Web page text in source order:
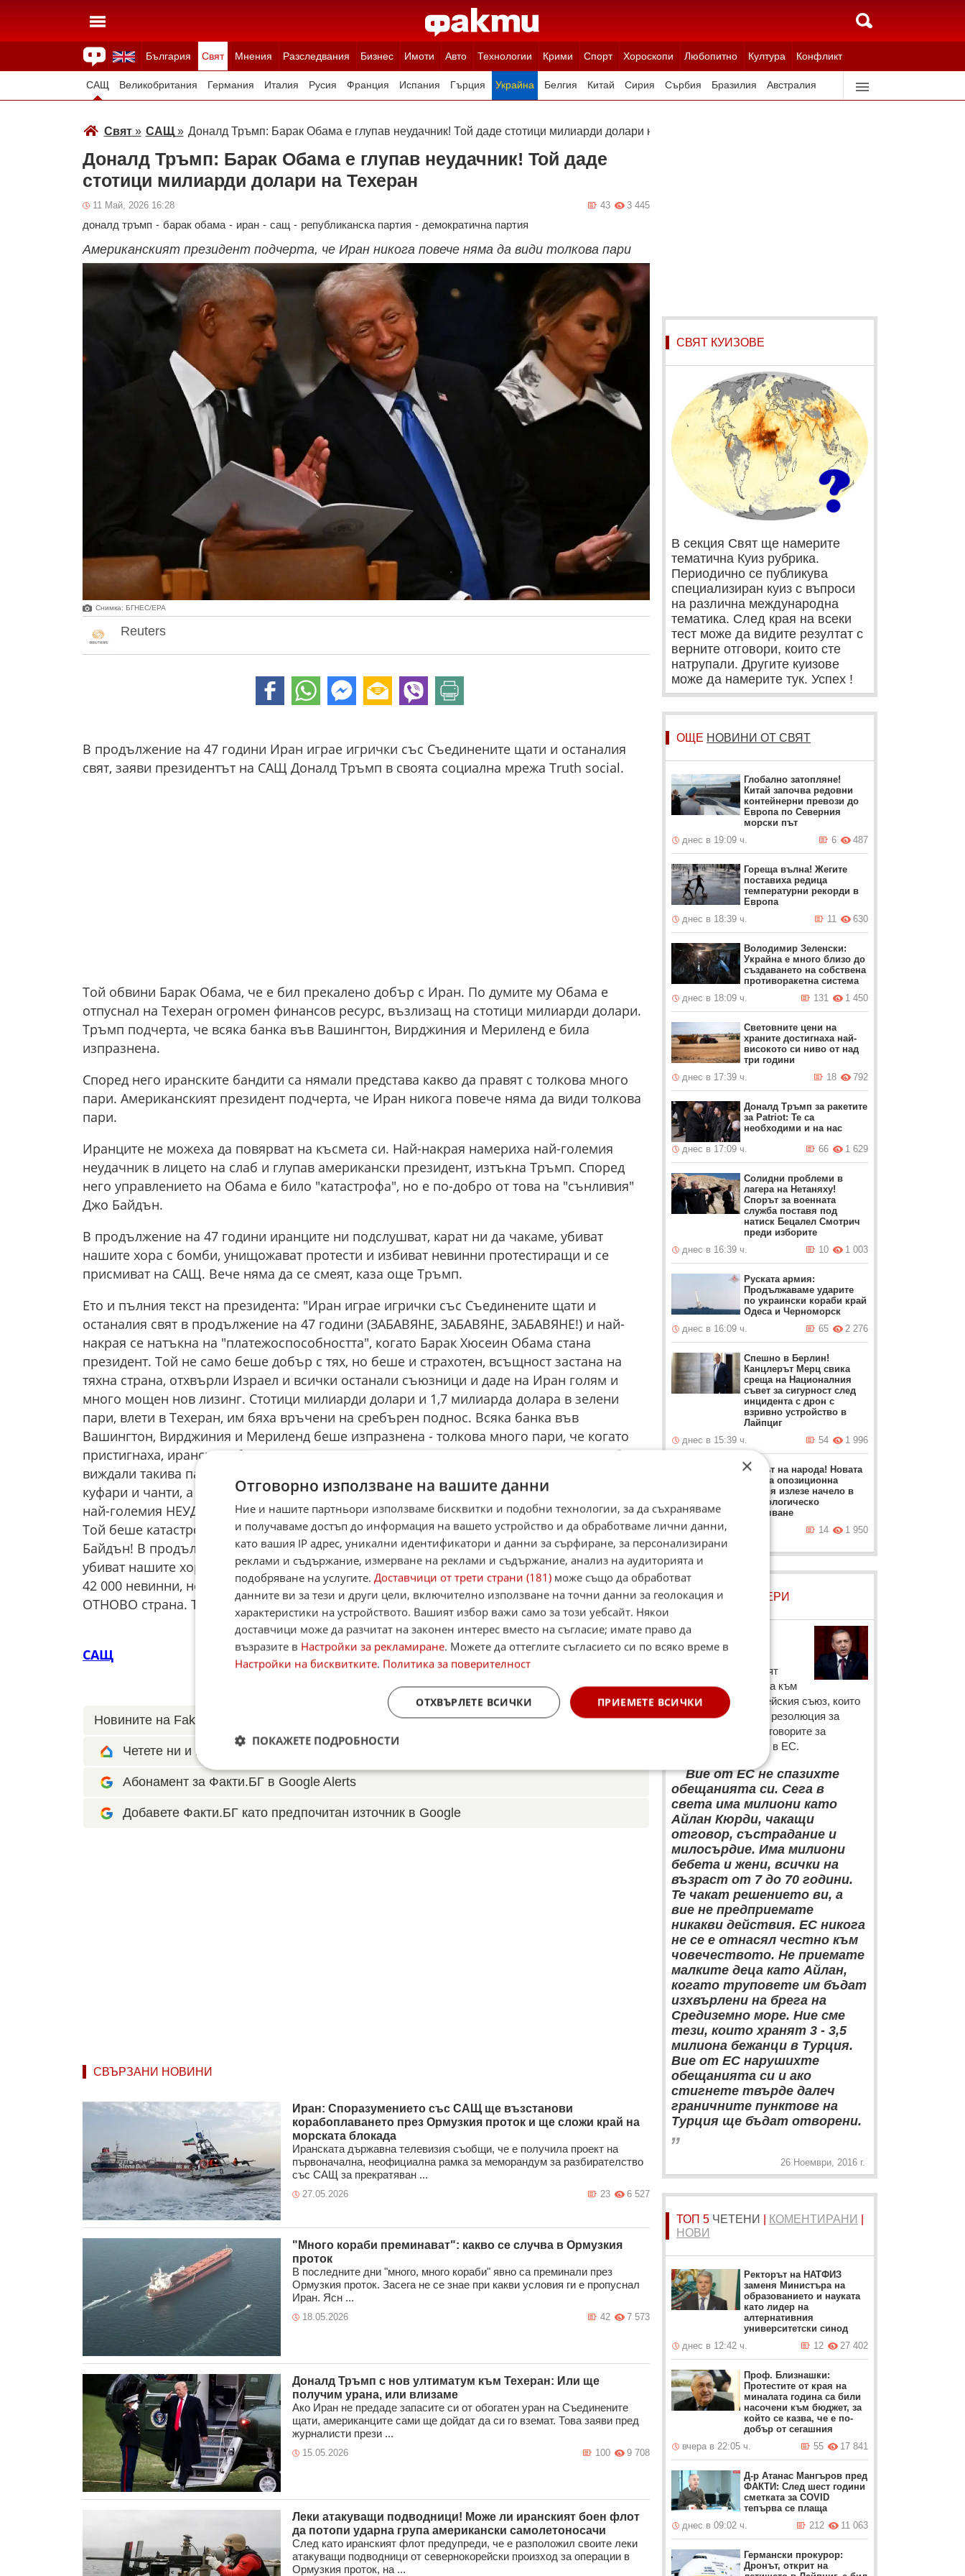
България Свят Мнения Разследвания Бизнес Имоти Авто Технологии Крими Спорт Хороскопи Любопитно Култура Конфликт
Здраве Времето Анкети Вицове Куизове
САЩ Великобритания Германия Италия Русия Франция Испания Гърция Украйна Белгия Китай Сирия Сърбия Бразилия Австралия
Свят» САЩ» Доналд Тръмп: Барак Обама е глупав неудачник! Той даде стотици милиарди долари на Техеран
Доналд Тръмп: Барак Обама е глупав неудачник! Той даде
стотици милиарди долари на Техеран
11 Май, 2026 16:28 3 445
43
доналд тръмп - барак обама - иран - сащ - републиканска партия - демократична партия
Американският президент подчерта, че Иран никога повече няма да види толкова пари
Снимка: БГНЕС/ЕРА
Reuters
В продължение на 47 години Иран играе игрички със Съединените щати и останалия
свят, заяви президентът на САЩ Доналд Тръмп в своята социална мрежа Truth social.
Той обвини Барак Обама, че е бил прекалено добър с Иран. По думите му Обама е
отпуснал на Техеран огромен финансов ресурс, възлизащ на стотици милиарди долари.
Тръмп подчерта, че всяка банка във Вашингтон, Вирджиния и Мериленд е била
изпразнена.
Според него иранските бандити са нямали представа какво да правят с толкова много
пари. Американският президент подчерта, че Иран никога повече няма да види толкова
пари.
Иранците не можеха да повярват на късмета си. Най-накрая намериха най-големия
неудачник в лицето на слаб и глупав американски президент, изтъкна Тръмп. Според
него управлението на Обама е било "катастрофа", но е по-добро от това на "сънливия"
Джо Байдън.
В продължение на 47 години иранците ни подслушват, карат ни да чакаме, убиват
нашите хора с бомби, унищожават протести и избиват невинни протестиращи и се
присмиват на САЩ. Вече няма да се смеят, каза още Тръмп.
Ето и пълния текст на президента: "Иран играе игрички със Съединените щати и
останалия свят в продължение на 47 години (ЗАБАВЯНЕ, ЗАБАВЯНЕ, ЗАБАВЯНЕ!) и най-
накрая се натъкна на "платежоспособността", когато Барак Хюсеин Обама стана
президент. Той не само беше добър с тях, но беше и страхотен, всъщност застана на
тяхна страна, отхвърли Израел и всички останали съюзници и даде на Иран голям и
много мощен нов лизинг. Стотици милиарди долари и 1,7 милиарда долара в зелени
пари, влети в Техеран, им бяха връчени на сребърен поднос. Всяка банка във
Вашингтон, Вирджиния и Мериленд беше изпразнена - толкова много пари, че когато
пристигнаха, иранските бандити нямаха представа какво да правят с тях. Никога не бяха
виждали такива пари и никога повече няма да ги видят. Бяха свалени от самолета в
куфари и чанти, а иранците не можеха да повярват на късмета си. Най-накрая намериха
най-големия НЕУДАЧНИК от всички - в лицето на слаб и глупав американски президент.
Той беше катастрофа като наш "Лидер", но не толкова лош, колкото Сънливия Джо
Байдън! В продължение на 47 години иранците ни "подслушват", карат ни да чакаме,
убиват нашите хора с крайпътните си бомби, унищожават протести и наскоро заличават
42 000 невинни, невъоръжени протестиращи и се смеят на нашата сега ВЕЛИКА
ОТНОВО страна. Те вече няма да се смеят! Президент ДОНАЛД ДЖ. ТРЪМП"
САЩ
Оценка
Новините на Fakti.bg – във YouTube,канал Viber,X
Четете ни и в Google News Showcase
Абонамент за Факти.БГ в Google Alerts
Добавете Факти.БГ като предпочитан източник в Google
СВЪРЗАНИ НОВИНИ
Иран: Споразумението със САЩ ще възстанови
корабоплаването през Ормузкия проток и ще сложи край на
морската блокада
Иранската държавна телевизия съобщи, че е получила проект на
първоначална, неофициална рамка за меморандум за разбирателство
със САЩ за прекратяван ...
27.05.2026 6 527
23
"Много кораби преминават": какво се случва в Ормузкия
проток
В последните дни "много, много кораби" явно са преминали през
Ормузкия проток. Засега не се знае при какви условия ги е пропуснал
Иран. Ясн ...
18.05.2026 7 573
42
Доналд Тръмп с нов ултиматум към Техеран: Или ще
получим урана, или влизаме
Ако Иран не предаде запасите си от обогатен уран на Съединените
щати, американците сами ще дойдат да си го вземат. Това заяви пред
журналисти прези ...
15.05.2026 9 708
100
Леки атакуващи подводници! Може ли иранският боен флот
да потопи ударна група американски самолетоносачи
След като иранският флот предупреди, че е разположил своите леки
атакуващи подводници от севернокорейски произход за операции в
Ормузкия проток, на ...
СВЯТ КУИЗОВЕ
В секция Свят ще намерите
тематична Куиз рубрика.
Периодично се публикува
специализиран куиз с въпроси
на различна международна
тематика. След края на всеки
тест може да видите резултат с
верните отговори, които сте
натрупали. Другите куизове
може да намерите тук. Успех !
ОЩЕ НОВИНИ ОТ СВЯТ
Глобално затопляне!
Китай започва редовни
контейнерни превози до
Европа по Северния
морски път
днес в 19:09 ч.
487
6
Гореща вълна! Жегите
поставиха редица
температурни рекорди в
Европа
днес в 18:39 ч.
630
11
Володимир Зеленски:
Украйна е много близо до
създаването на собствена
противоракетна система
днес в 18:09 ч.
1 450
131
Световните цени на
храните достигнаха най-
високото си ниво от над
три години
днес в 17:39 ч.
792
18
Доналд Тръмп за ракетите
за Patriot: Те са
необходими и на нас
днес в 17:09 ч.
1 629
66
Солидни проблеми в
лагера на Нетаняху!
Спорът за военната
служба поставя под
натиск Бецалел Смотрич
преди изборите
днес в 16:39 ч.
1 003
10
Руската армия:
Продължаваме ударите
по украински кораби край
Одеса и Черноморск
днес в 16:09 ч.
2 276
65
Спешно в Берлин!
Канцлерът Мерц свика
среща на Националния
съвет за сигурност след
инцидента с дрон с
взривно устройство в
Лайпциг
днес в 15:39 ч.
1 996
54
Гласът на народа! Новата
турска опозиционна
партия излезе начело в
социологическо
проучване
днес в 15:09 ч.
1 950
14
ЛОВЦИ НА БИСЕРИ
Реджеп Тайип
Ердоган
С тези думи турският
президент се обърна към
лидерите на Европейския съюз, които
в четвъртък приеха резолюция за
замразяване на преговорите за
членство на Турция в ЕС.
“ Вие от ЕС не спазихте
обещанията си. Сега в
света има милиони като
Айлан Кюрди, чакащи
отговор, състрадание и
милосърдие. Има милиони
бебета и жени, всички на
възраст от 7 до 70 години.
Те чакат решението ви, а
вие не предприемате
никакви действия. ЕС никога
не се е отнасял честно към
човечеството. Не приемате
малките деца като Айлан,
когато труповете им бъдат
изхвърлени на брега на
Средиземно море. Ние сме
тези, които хранят 3 - 3,5
милиона бежанци в Турция.
Вие от ЕС нарушихте
обещанията си и ако
стигнете твърде далеч
граничните пунктове на
Турция ще бъдат отворени.
„
26 Ноември, 2016 г.
ТОП 5 ЧЕТЕНИ КОМЕНТИРАНИ
НОВИ
Ректорът на НАТФИЗ
заменя Министъра на
образованието и науката
като лидер на
алтернативния
университетски синод
днес в 12:42 ч.
27 402
12
Проф. Близнашки:
Протестите от края на
миналата година са били
насочени към бюджет, за
който се казва, че е по-
добър от сегашния
вчера в 22:05 ч.
17 841
55
Д-р Атанас Мангъров пред
ФАКТИ: След шест години
сметката за COVID
тепърва се плаща
днес в 09:02 ч.
11 063
212
Германски прокурор:
Дронът, открит на
×
Отговорно използване на вашите данни
Ние и нашите партньори използваме бисквитки и подобни технологии, за да съхраняваме
и получаваме достъп до информация на вашето устройство и да обработваме лични данни,
като вашия IP адрес, уникални идентификатори и данни за сърфиране, за персонализирани
реклами и съдържание, измерване на реклами и съдържание, анализ на аудиторията и
подобряване на услугите. Доставчици от трети страни (181) може също да обработват
данните ви за тези и други цели, включително използване на точни данни за геолокация и
характеристики на устройството. Вашият избор важи само за този уебсайт. Някои
доставчици може да разчитат на законен интерес вместо на съгласие; имате право да
възразите в Настройки за рекламиране. Можете да оттеглите съгласието си по всяко време в
Настройки на бисквитките. Политика за поверителност
ПРИЕМЕТЕ ВСИЧКИ
ОТХВЪРЛЕТЕ ВСИЧКИ
ПОКАЖЕТЕ ПОДРОБНОСТИ